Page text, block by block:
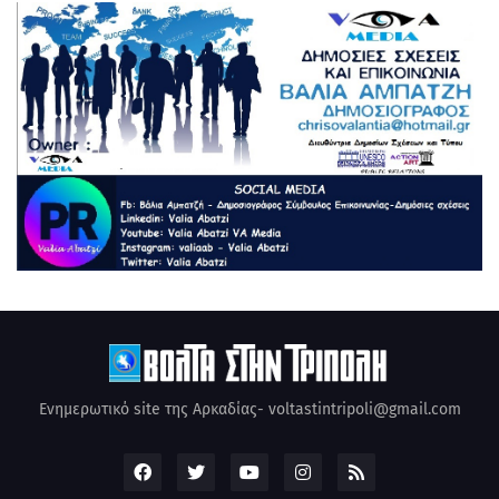
Ενημερωτικό site της Αρκαδίας- voltastintripoli@gmail.com